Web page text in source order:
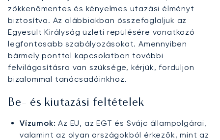
zökkenőmentes és kényelmes utazási élményt
biztosítva. Az alábbiakban összefoglaljuk az
Egyesült Királyság üzleti repülésére vonatkozó
legfontosabb szabályozásokat. Amennyiben
bármely ponttal kapcsolatban további
felvilágosításra van szüksége, kérjük, forduljon
bizalommal tanácsadóinkhoz.
Be- és kiutazási feltételek
Vízumok: Az EU, az EGT és Svájc állampolgárai,
valamint az olyan országokból érkezők, mint az